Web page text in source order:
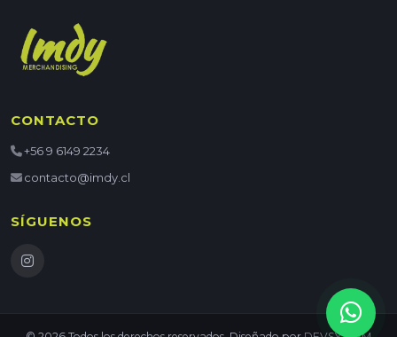
CONTACTO
+56 9 6149 2234
contacto@imdy.cl
SÍGUENOS